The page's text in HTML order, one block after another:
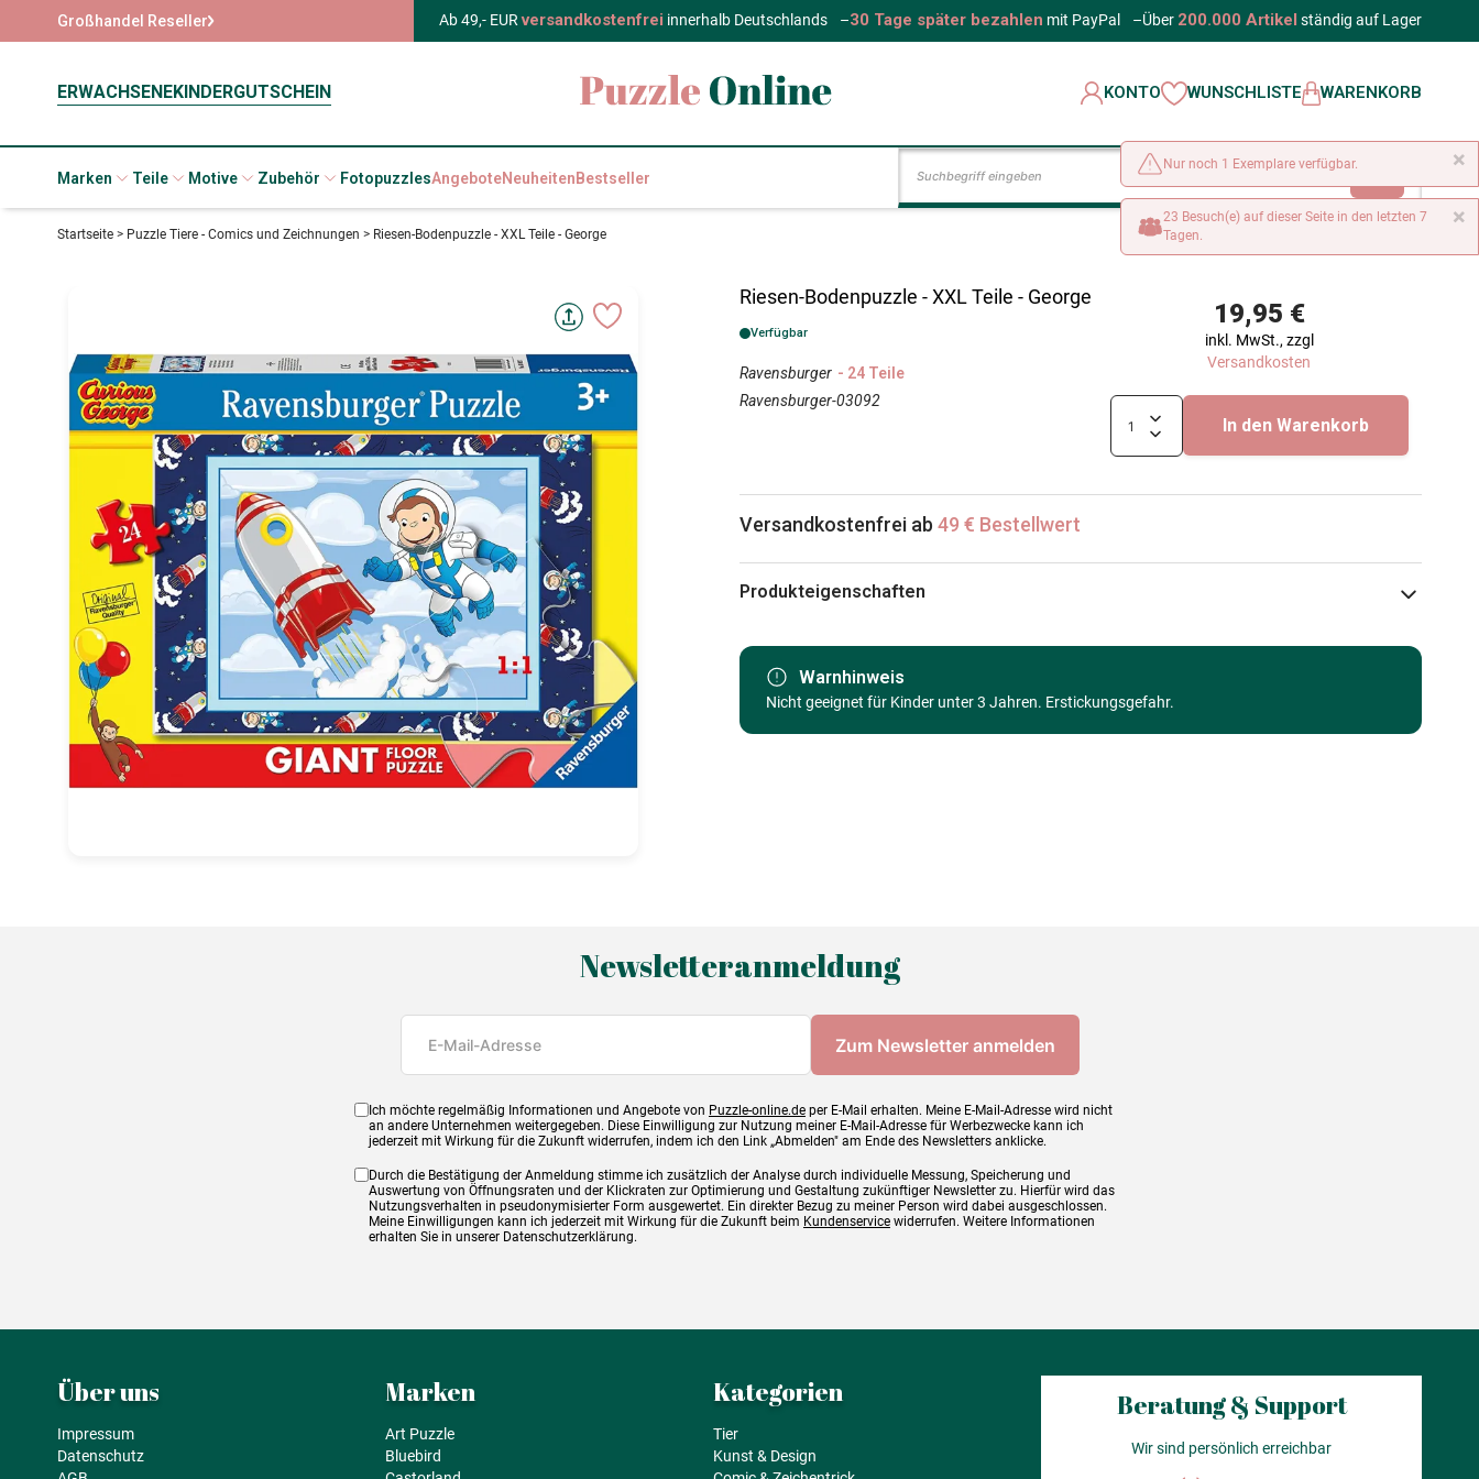
Großhandel Reseller Ab 49,- EURversandkostenfrei innerhalb Deutschlands –30 Tage später bezahlen mit PayPal –Über 200.000 Artikel ständig auf Lager
ERWACHSENEKINDERGUTSCHEIN KONTO WUNSCHLISTE WARENKORB
Marken Teile Motive Zubehör FotopuzzlesAngeboteNeuheitenBestseller
Startseite > Puzzle Tiere - Comics und Zeichnungen > Riesen-Bodenpuzzle - XXL Teile - George
Riesen-Bodenpuzzle - XXL Teile - George
Verfügbar
Ravensburger - 24 Teile
Ravensburger-03092
19,95 €
inkl. MwSt., zzgl
Versandkosten
In den Warenkorb
Versandkostenfrei ab 49 € Bestellwert
Produkteigenschaften
Kategorie
ab 4 Jahre (21 bis 30 Teile)
Warnhinweis
Nicht geeignet für Kinder unter 3 Jahren. Erstickungsgefahr.
Newsletteranmeldung
Ich möchte regelmäßig Informationen und Angebote von Puzzle-online.de per E-Mail erhalten. Meine E-Mail-Adresse wird nicht
an andere Unternehmen weitergegeben. Diese Einwilligung zur Nutzung meiner E-Mail-Adresse für Werbezwecke kann ich
jederzeit mit Wirkung für die Zukunft widerrufen, indem ich den Link „Abmelden" am Ende des Newsletters anklicke.
Durch die Bestätigung der Anmeldung stimme ich zusätzlich der Analyse durch individuelle Messung, Speicherung und
Auswertung von Öffnungsraten und der Klickraten zur Optimierung und Gestaltung zukünftiger Newsletter zu. Hierfür wird das
Nutzungsverhalten in pseudonymisierter Form ausgewertet. Ein direkter Bezug zu meiner Person wird dabei ausgeschlossen.
Meine Einwilligungen kann ich jederzeit mit Wirkung für die Zukunft beim Kundenservice widerrufen. Weitere Informationen
erhalten Sie in unserer Datenschutzerklärung.
Über uns
Impressum
Datenschutz
Marken
Art Puzzle
Bluebird
Kategorien
Tier
Kunst & Design
Beratung & Support
Wir sind persönlich erreichbar
×
Nur noch 1 Exemplare verfügbar.
×
23 Besuch(e) auf dieser Seite in den letzten 7
Tagen.